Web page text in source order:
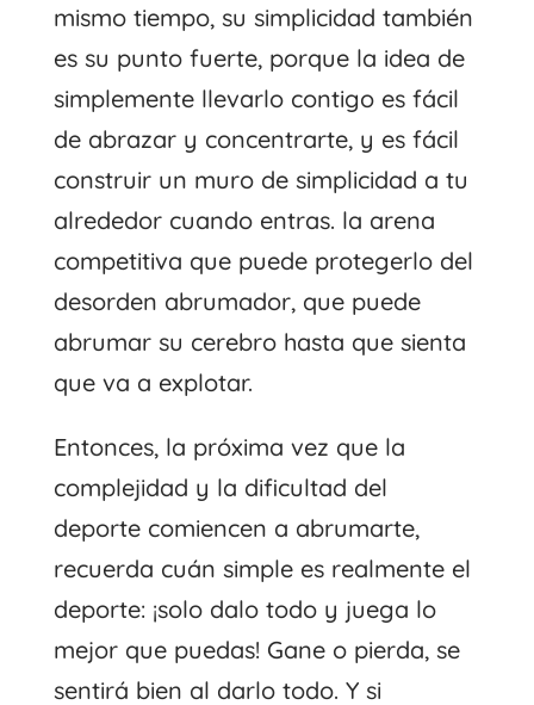
mismo tiempo, su simplicidad también
es su punto fuerte, porque la idea de
simplemente llevarlo contigo es fácil
de abrazar y concentrarte, y es fácil
construir un muro de simplicidad a tu
alrededor cuando entras. la arena
competitiva que puede protegerlo del
desorden abrumador, que puede
abrumar su cerebro hasta que sienta
que va a explotar.
Entonces, la próxima vez que la
complejidad y la dificultad del
deporte comiencen a abrumarte,
recuerda cuán simple es realmente el
deporte: ¡solo dalo todo y juega lo
mejor que puedas! Gane o pierda, se
sentirá bien al darlo todo. Y si